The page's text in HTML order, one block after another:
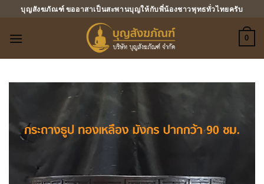
บุญสังฆภัณฑ์ ขออาสาเป็นสะพานบุญให้กับพี่น้องชาวพุทธทั่วไทยครับ
0